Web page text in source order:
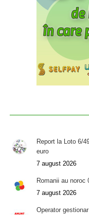
Report la Loto 6/
euro
7 august 2026
Romanii au noroc
7 august 2026
Operator